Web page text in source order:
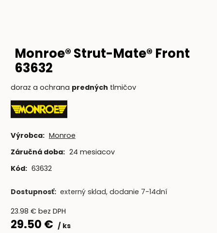
Monroe® Strut-Mate® Front
63632
doraz a ochrana predných tlmičov
Výrobca: Monroe
Záručná doba: 24 mesiacov
Kód: 63632
Dostupnosť: externý sklad, dodanie 7-14dní
23.98 € bez DPH
29.50 € ks